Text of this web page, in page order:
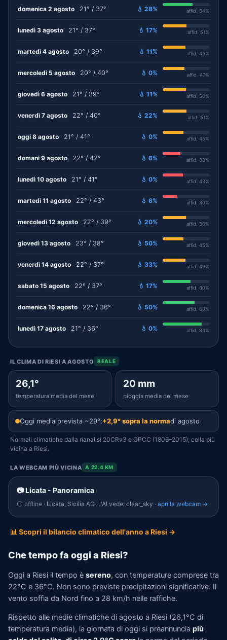
domenica 2 agosto 21° / 37° 💧 28% affid. 64%
lunedì 3 agosto 21° / 37° 💧 17% affid. 51%
martedì 4 agosto 20° / 39° 💧 11% affid. 49%
mercoledì 5 agosto 20° / 40° 💧 0% affid. 47%
giovedì 6 agosto 21° / 39° 💧 11% affid. 50%
venerdì 7 agosto 22° / 40° 💧 22% affid. 51%
oggi 8 agosto 21° / 41° 💧 0% affid. 45%
domani 9 agosto 22° / 42° 💧 6% affid. 38%
lunedì 10 agosto 21° / 41° 💧 0% affid. 43%
martedì 11 agosto 22° / 43° 💧 6% affid. 30%
mercoledì 12 agosto 22° / 39° 💧 20% affid. 50%
giovedì 13 agosto 23° / 38° 💧 50% affid. 45%
venerdì 14 agosto 22° / 37° 💧 33% affid. 49%
sabato 15 agosto 22° / 37° 💧 17% affid. 60%
domenica 16 agosto 22° / 36° 💧 50% affid. 68%
lunedì 17 agosto 21° / 36° 💧 0% affid. 84%
IL CLIMA DI RIESI A AGOSTO REALE
26,1°
temperatura media del mese
20 mm
pioggia media del mese
Oggi media prevista ~29°:+2,9° sopra la normadi agosto
Normali climatiche dalla rianalisi 20CRv3 e GPCC (1806–2015), cella più
vicina a Riesi.
LA WEBCAM PIÙ VICINA A 22.4 KM
📷 Licata - Panoramica
⚪ offline · Licata, Sicilia AG · l'AI vede: clear_sky · apri la webcam →
📊 Scopri il bilancio climatico dell'anno a Riesi →
Che tempo fa oggi a Riesi?
Oggi a Riesi il tempo è sereno, con temperature comprese tra
22°C e 36°C. Non sono previste precipitazioni significative. Il
vento soffia da Nord fino a 28 km/h nelle raffiche.
Rispetto alle medie climatiche di agosto a Riesi (26,1°C di
temperatura media), la giornata di oggi si preannuncia più